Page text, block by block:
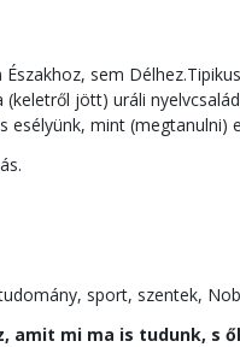
sem
jött) uráli
mint (megtanulni)
sport, szentek,
amit mi ma is tudunk, s